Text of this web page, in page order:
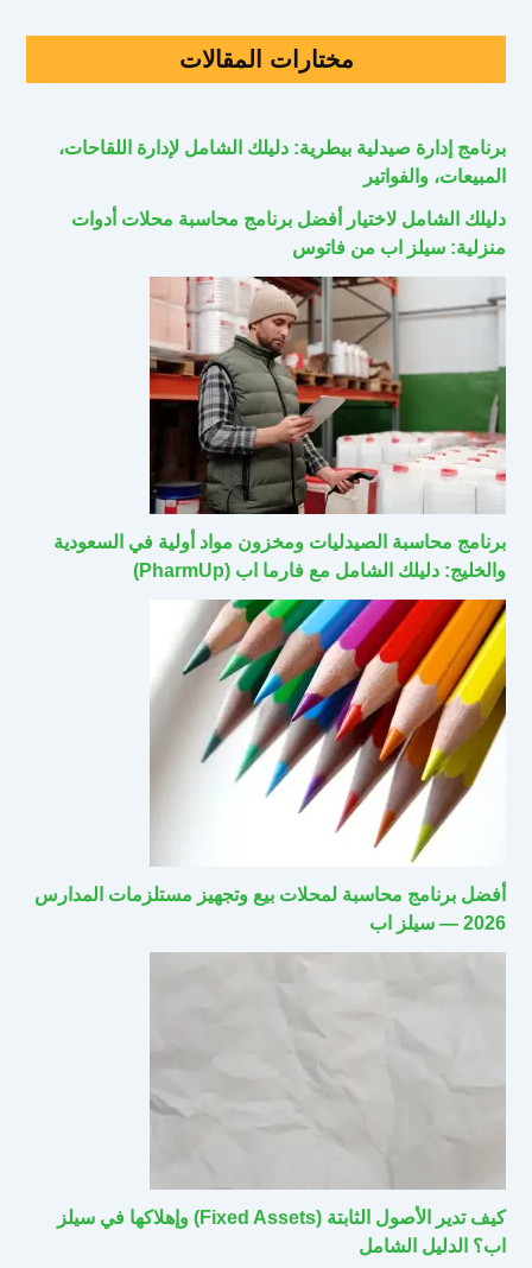
مختارات المقالات
برنامج إدارة صيدلية بيطرية: دليلك الشامل لإدارة اللقاحات،
المبيعات، والفواتير
دليلك الشامل لاختيار أفضل برنامج محاسبة محلات أدوات
منزلية: سيلز اب من فاتوس
برنامج محاسبة الصيدليات ومخزون مواد أولية في السعودية
والخليج: دليلك الشامل مع فارما اب (PharmUp)
أفضل برنامج محاسبة لمحلات بيع وتجهيز مستلزمات المدارس
2026 — سيلز اب
كيف تدير الأصول الثابتة (Fixed Assets) وإهلاكها في سيلز
اب؟ الدليل الشامل